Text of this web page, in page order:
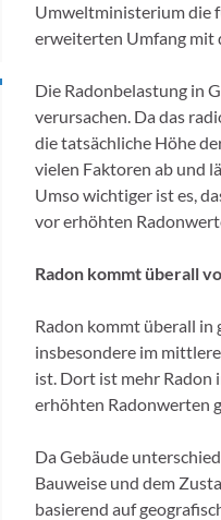
Umweltministerium die
erweiterten Umfang mit
Die Radonbelastung in
verursachen. Da das
die tatsächliche Höhe
vielen Faktoren ab und
Umso wichtiger ist es,
vor erhöhten
Radon kommt überall
Radon kommt überall
insbesondere im
ist. Dort ist mehr Radon
erhöhten Radonwerten
Da Gebäude
Bauweise und dem
basierend auf